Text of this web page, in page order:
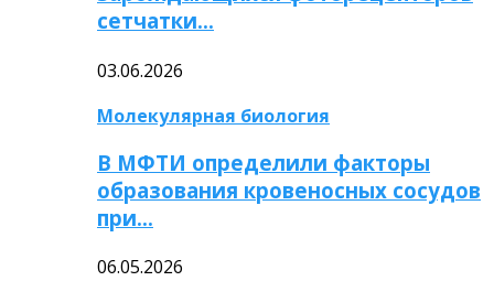
сетчатки…
03.06.2026
Молекулярная биология
В МФТИ определили факторы
образования кровеносных сосудов
при…
06.05.2026